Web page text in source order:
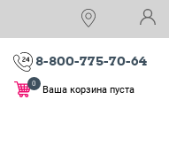
8-800-775-70-64
Ваша корзина пуста
0